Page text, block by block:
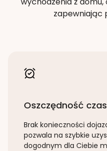
zapewniając
Oszczędność
Brak konieczności
pozwala na szybkie
dogodnym dla Ciebie